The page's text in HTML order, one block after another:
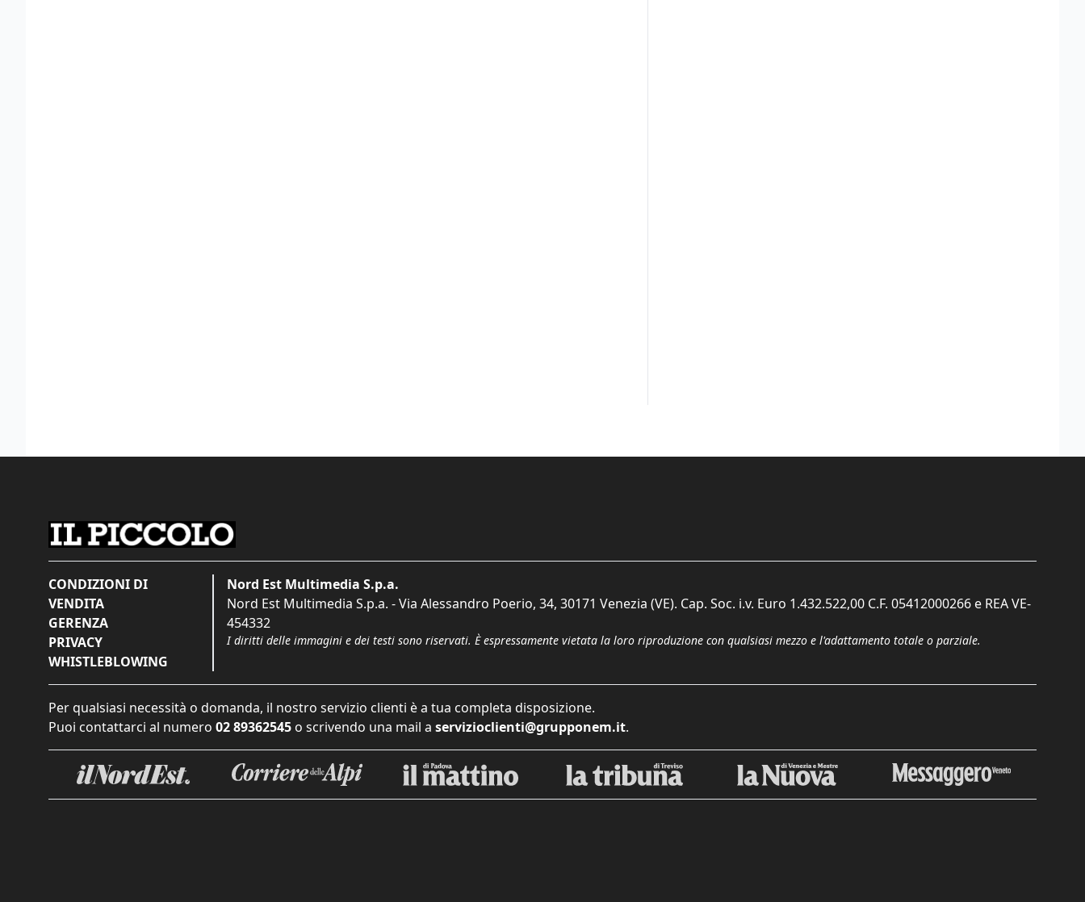
CONDIZIONI DI
VENDITA
GERENZA
PRIVACY
WHISTLEBLOWING
Nord Est Multimedia S.p.a.
Nord Est Multimedia S.p.a. - Via Alessandro Poerio, 34, 30171 Venezia (VE). Cap. Soc. i.v. Euro 1.432.522,00 C.F. 05412000266 e REA VE-
454332
I diritti delle immagini e dei testi sono riservati. È espressamente vietata la loro riproduzione con qualsiasi mezzo e l'adattamento totale o parziale.
Per qualsiasi necessità o domanda, il nostro servizio clienti è a tua completa disposizione.
Puoi contattarci al numero 02 89362545 o scrivendo una mail a servizioclienti@grupponem.it.